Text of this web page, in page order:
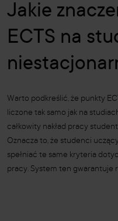
Jakie
ECTS na
Warto podkreślić, że punkty
liczone tak samo jak na
całkowity nakład pracy
Oznacza to, że studenci
spełniać te same kryteria
pracy. System ten gwarantuje